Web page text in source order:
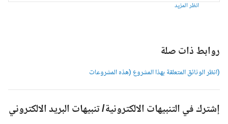
انظر المزيد
روابط ذات صلة
(انظر الوثائق المتعلقة بهذا المشروع (هذه المشروعات
إشترك في التنبيهات الالكترونية/ تنبيهات البريد الالكتروني